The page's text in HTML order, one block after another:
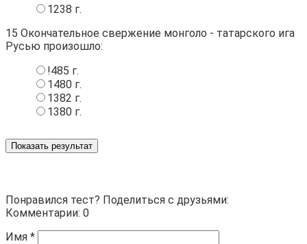
1238 г.
15 Окончательное свержение монголо - татарского ига
Русью произошло:
!485 г.
1480 г.
1382 г.
1380 г.
Показать результат
Понравился тест? Поделиться с друзьями:
Комментарии: 0
Имя *